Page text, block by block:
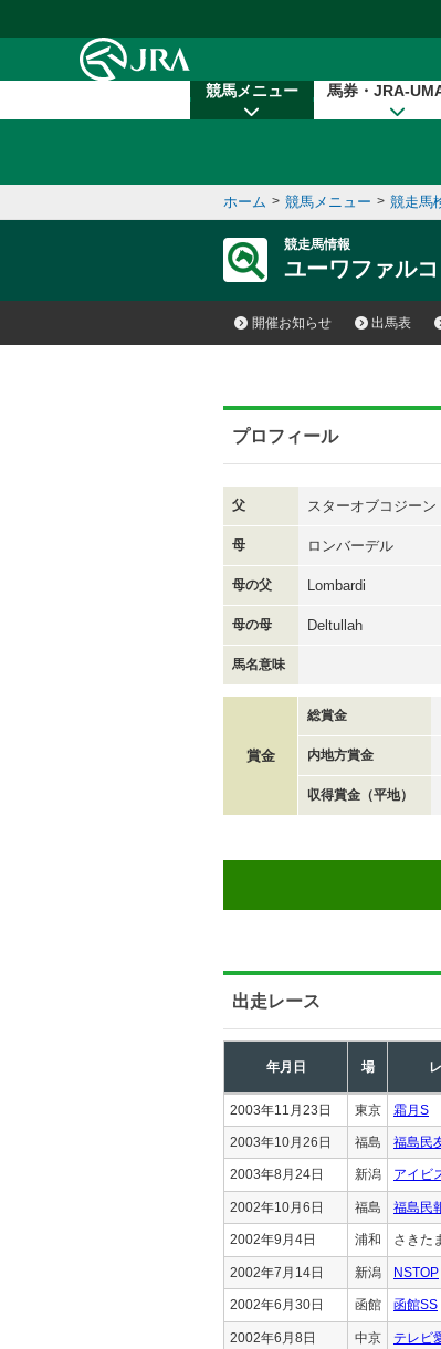
競馬メニュー 馬券・JRA-
ホーム > 競馬メニュー > 競走馬
競走馬情報
ユーワファル
開催お知らせ 出馬表
プロフィール
父 スターオブコジーン
母 ロンバーデル
母の父 Lombardi
母の母 Deltullah
馬名意味
賞金
総賞金
内地方賞金
収得賞金（平地）
出走レース
年月日 場
2003年11月23日 東京 霜月S
2003年10月26日 福島 福島民
2003年8月24日 新潟 アイビ
2002年10月6日 福島 福島民
2002年9月4日 浦和 さきた
2002年7月14日 新潟 NSTOP
2002年6月30日 函館 函館SS
2002年6月8日 中京 テレビ